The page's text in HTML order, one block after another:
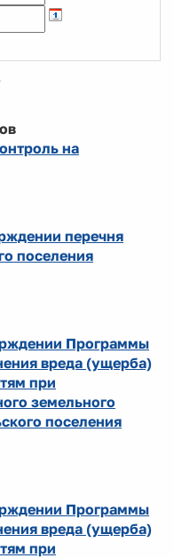
на
перечня
поселения
Программы
вреда (ущерба)
при
земельного
поселения
Программы
вреда (ущерба)
при